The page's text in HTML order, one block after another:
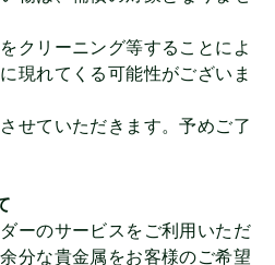
クリーニング等することによ
現れてくる可能性がございま
せていただきます。予めご了
ーのサービスをご利用いただ
分な貴金属をお客様のご希望